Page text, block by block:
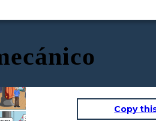
Al final el parque de
Sí, lo he pasado genial
aunque para otra vez
podemos quedar en otro
Copy